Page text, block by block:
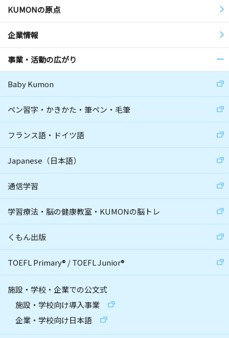
KUMONの原点
企業情報
事業・活動の広がり
Baby Kumon
ペン習字・かきかた・筆ペン・毛筆
フランス語・ドイツ語
Japanese（日本語）
通信学習
学習療法・脳の健康教室・KUMONの脳トレ
くもん出版
TOEFL Primary® /TOEFL Junior®
施設・学校・企業での公文式
施設・学校向け導入事業
企業・学校向け日本語